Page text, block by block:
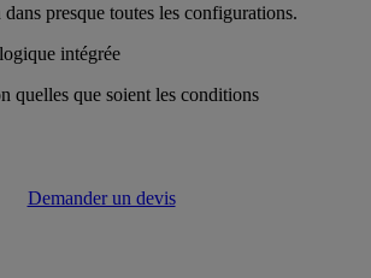
presque toutes les configurations.
intégrée
quelles que soient les conditions
Demander un devis